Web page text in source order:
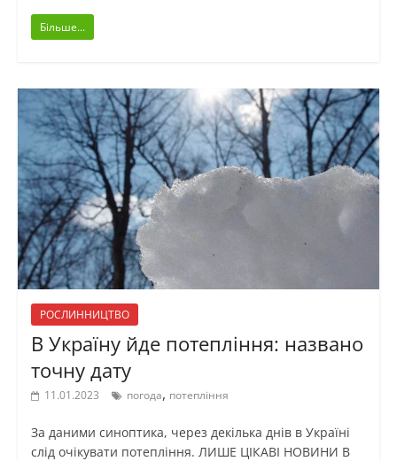
Більше...
РОСЛИННИЦТВО
В Україну йде потепління: названо
точну дату
11.01.2023 погода, потепління
За даними синоптика, через декілька днів в Україні
слід очікувати потепління. ЛИШЕ ЦІКАВІ НОВИНИ В